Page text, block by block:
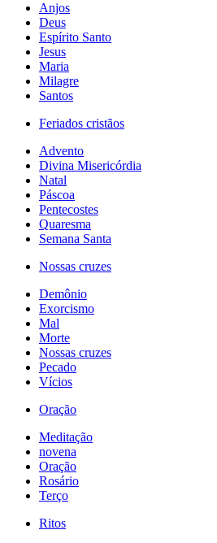
Anjos
Deus
Espírito Santo
Jesus
Maria
Milagre
Santos
Feriados cristãos
Advento
Divina Misericórdia
Natal
Páscoa
Pentecostes
Quaresma
Semana Santa
Nossas cruzes
Demônio
Exorcismo
Mal
Morte
Nossas cruzes
Pecado
Vícios
Oração
Meditação
novena
Oração
Rosário
Terço
Ritos